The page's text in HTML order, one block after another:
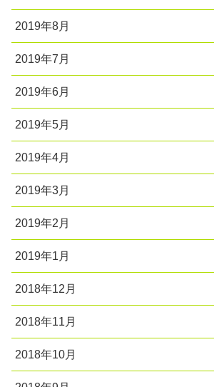
2019年8月
2019年7月
2019年6月
2019年5月
2019年4月
2019年3月
2019年2月
2019年1月
2018年12月
2018年11月
2018年10月